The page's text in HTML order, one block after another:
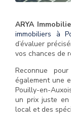
ARYA
immobiliers à
d’évaluer
vos chances de
Reconnue
également une
Pouilly-en-
un prix juste en
local et des